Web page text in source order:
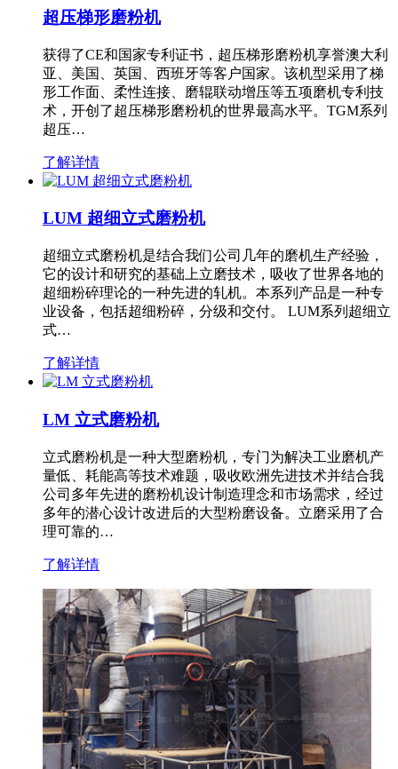
超压梯形磨粉机
获得了CE和国家专利证书，超压梯形磨粉机享誉澳大利
亚、美国、英国、西班牙等客户国家。该机型采用了梯
形工作面、柔性连接、磨辊联动增压等五项磨机专利技
术，开创了超压梯形磨粉机的世界最高水平。TGM系列
超压…
了解详情
LUM 超细立式磨粉机
超细立式磨粉机是结合我们公司几年的磨机生产经验，
它的设计和研究的基础上立磨技术，吸收了世界各地的
超细粉碎理论的一种先进的轧机。本系列产品是一种专
业设备，包括超细粉碎，分级和交付。 LUM系列超细立
式…
了解详情
LM 立式磨粉机
立式磨粉机是一种大型磨粉机，专门为解决工业磨机产
量低、耗能高等技术难题，吸收欧洲先进技术并结合我
公司多年先进的磨粉机设计制造理念和市场需求，经过
多年的潜心设计改进后的大型粉磨设备。立磨采用了合
理可靠的…
了解详情